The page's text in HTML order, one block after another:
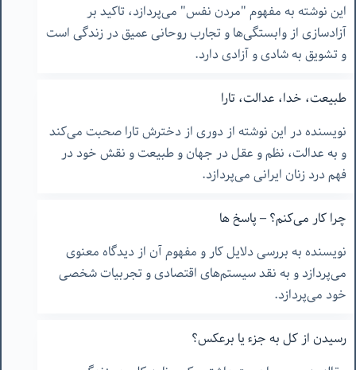
این نوشته به مفهوم "مردن نفس" می‌پردازد، تاکید بر
آزادسازی از وابستگی‌ها و تجارب روحانی عمیق در زندگی است
و تشویق به شادی و آزادی دارد.
طبیعت، خدا، عدالت، تارا
نویسنده در این نوشته از دوری از دخترش تارا صحبت می‌کند
و به عدالت، نظم و عقل در جهان و طبیعت و نقش خود در
فهم درد زنان ایرانی می‌پردازد.
چرا کار می‌کنم؟ – پاسخ ها
نویسنده به بررسی دلایل کار و مفهوم آن از دیدگاه معنوی
می‌پردازد و به نقد سیستم‌های اقتصادی و تجربیات شخصی
خود می‌پردازد.
رسیدن از کل به جزء یا برعکس؟